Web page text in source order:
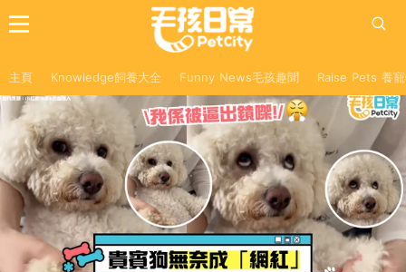
主頁 Knowledge飼養大全 Funny News毛孩趣聞 Raise Pets 養